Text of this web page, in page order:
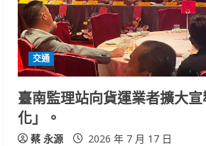
d
i
n
g
交通
臺南監理站向貨運業者擴大
化」。
蔡 永源 2026 年 7 月 17 日